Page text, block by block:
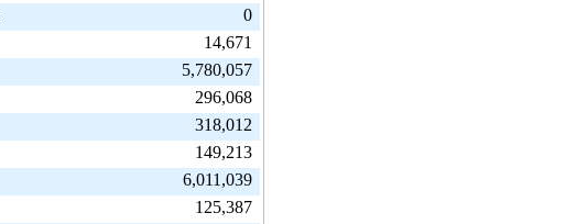
0
14,671
5,780,057
296,068
318,012
149,213
6,011,039
125,387